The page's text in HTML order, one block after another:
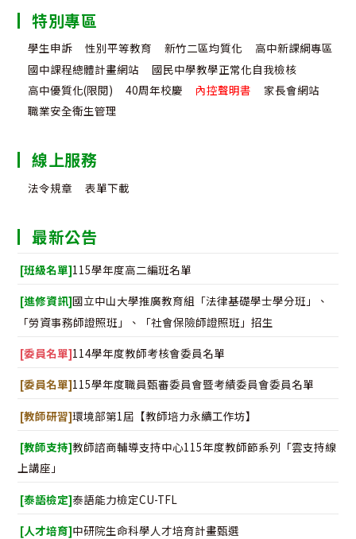
特別專區
學生申訴 性別平等教育 新竹二區均質化
高中新課綱專區
國中課程總體計畫網站
國民中學教學正常化自我檢核
高中優質化(限閱)
40周年校慶 內控聲明書
家長會網站
職業安全衛生管理
線上服務
法令規章 表單下載
最新公告
[班級名單]115學年度高二編班名單
[進修資訊]國立中山大學推廣教育組「法律基礎學士學分班」、
「勞資事務師證照班」、「社會保險師證照班」招生
[委員名單]114學年度教師考核會委員名單
[委員名單]115學年度職員甄審委員會暨考績委員會委員名單
[教師研習]環境部第1屆【教師培力永續工作坊】
[教師支持]教師諮商輔導支持中心115年度教師節系列「雲支持線
上講座」
[泰語檢定]泰語能力檢定CU-TFL
[人才培育]中研院生命科學人才培育計畫甄選